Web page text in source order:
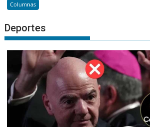
Columnas
Deportes